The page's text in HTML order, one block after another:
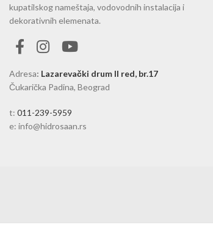
kupatilskog nameštaja, vodovodnih instalacija i
dekorativnih elemenata.
Adresa: Lazarevački drum II red, br.17
Čukarička Padina, Beograd
t: 011-239-5959
e: info@hidrosaan.rs